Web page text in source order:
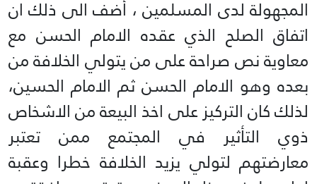
المجهولة لدى المسلمين ، أضف الى ذلك ان
اتفاق الصلح الذي عقده الامام الحسن مع
معاوية نص صراحة على من يتولي الخلافة من
بعده وهو الامام الحسن ثم الامام الحسين،
لذلك كان التركيز على اخذ البيعة من الاشخاص
ذوي التأثير في المجتمع ممن تعتبر
معارضتهم لتولي يزيد الخلافة خطرا وعقبة